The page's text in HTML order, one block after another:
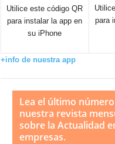
Utilice este código QR
para instalar la app en
su iPhone
para
+info de nuestra app
Lea el último
nuestra revista
sobre la Actualidad
empresas.